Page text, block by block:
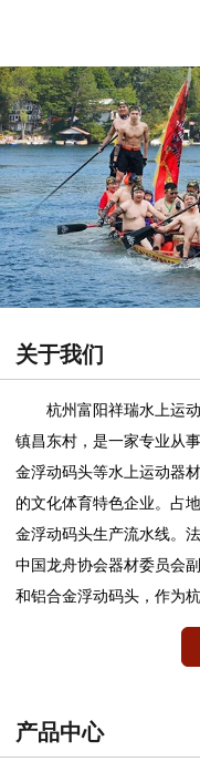
关于我们
杭州富阳祥瑞水上运
镇昌东村，是一家专业从
金浮动码头等水上运动器
的文化体育特色企业。占
金浮动码头生产流水线。
中国龙舟协会器材委员会
和铝合金浮动码头，作为
产品中心